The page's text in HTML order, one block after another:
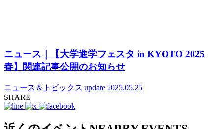
ニュース｜【大学進学フェスタ in KYOTO 2025
春】関連記事公開のお知らせ
ニュース＆トピックス update 2025.05.25
SHARE